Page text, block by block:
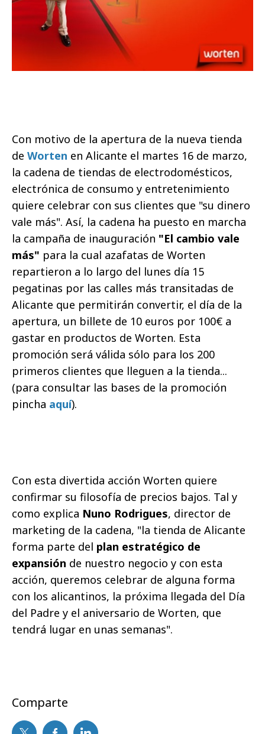
Con motivo de la apertura de la nueva tienda
de Worten en Alicante el martes 16 de marzo,
la cadena de tiendas de electrodomésticos,
electrónica de consumo y entretenimiento
quiere celebrar con sus clientes que "su dinero
vale más". Así, la cadena ha puesto en marcha
la campaña de inauguración "El cambio vale
más" para la cual azafatas de Worten
repartieron a lo largo del lunes día 15
pegatinas por las calles más transitadas de
Alicante que permitirán convertir, el día de la
apertura, un billete de 10 euros por 100€ a
gastar en productos de Worten. Esta
promoción será válida sólo para los 200
primeros clientes que lleguen a la tienda...
(para consultar las bases de la promoción
pincha aquí).
Con esta divertida acción Worten quiere
confirmar su filosofía de precios bajos. Tal y
como explica Nuno Rodrigues, director de
marketing de la cadena, "la tienda de Alicante
forma parte del plan estratégico de
expansión de nuestro negocio y con esta
acción, queremos celebrar de alguna forma
con los alicantinos, la próxima llegada del Día
del Padre y el aniversario de Worten, que
tendrá lugar en unas semanas".
Comparte